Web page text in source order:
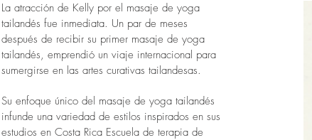
La atracción de Kelly por el masaje de yoga
tailandés fue inmediata. Un par de meses
después de recibir su primer masaje de yoga
tailandés, emprendió un viaje internacional para
sumergirse en las artes curativas tailandesas.
Su enfoque único del masaje de yoga tailandés
infunde una variedad de estilos inspirados en sus
estudios en Costa Rica Escuela de terapia de